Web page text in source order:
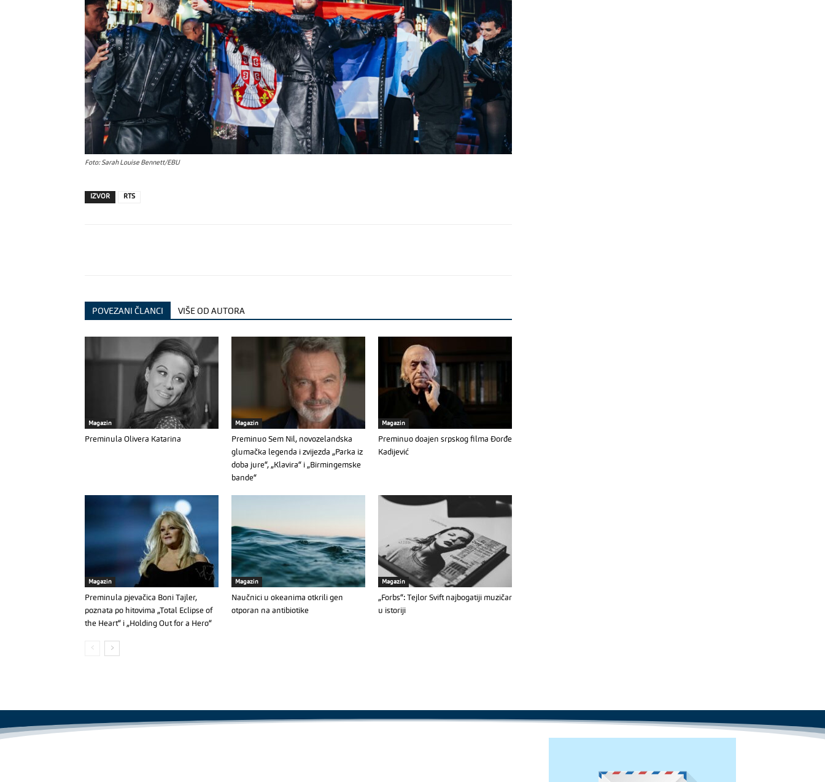
Foto: Sarah Louise Bennett/EBU
IZVOR RTS
POVEZANI ČLANCI VIŠE OD AUTORA
Magazin
Preminula Olivera Katarina
Magazin
Preminuo Sem Nil, novozelandska
glumačka legenda i zvijezda „Parka iz
doba jure“, „Klavira“ i „Birmingemske
bande“
Magazin
Preminuo doajen srpskog filma Đorđe
Kadijević
Magazin
Preminula pjevačica Boni Tajler,
poznata po hitovima „Total Eclipse of
the Heart“ i „Holding Out for a Hero“
Magazin
Naučnici u okeanima otkrili gen
otporan na antibiotike
Magazin
„Forbs“: Tejlor Svift najbogatiji muzičar
u istoriji